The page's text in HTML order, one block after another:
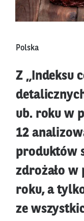
Polska
Z „Indeksu
ub. roku w
12
produktów
zdrożało w
roku, a
ze